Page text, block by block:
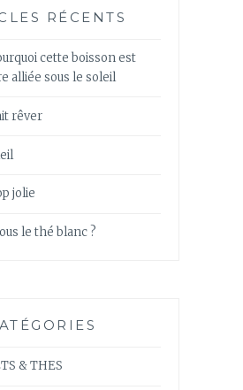
RÉCENTS
cette boisson est
alliée sous le soleil
rêver
jolie
le thé blanc ?
& THES